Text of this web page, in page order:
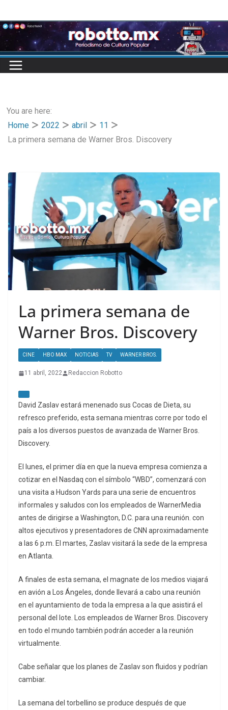
to
content
You are here:
Home
2022 abril
11
La primera semana de Warner Bros. Discovery
La primera semana de
Warner Bros. Discovery
CINE HBO MAX NOTICIAS TV WARNER BROS.
11 abril, 2022 Redaccion Robotto
David Zaslav estará menenado sus Cocas de Dieta, su
refresco preferido, esta semana mientras corre por todo el
país a los diversos puestos de avanzada de Warner Bros.
Discovery.
El lunes, el primer día en que la nueva empresa comienza a
cotizar en el Nasdaq con el símbolo “WBD”, comenzará con
una visita a Hudson Yards para una serie de encuentros
informales y saludos con los empleados de WarnerMedia
antes de dirigirse a Washington, D.C. para una reunión. con
altos ejecutivos y presentadores de CNN aproximadamente
a las 6 p.m. El martes, Zaslav visitará la sede de la empresa
en Atlanta.
A finales de esta semana, el magnate de los medios viajará
en avión a Los Ángeles, donde llevará a cabo una reunión
en el ayuntamiento de toda la empresa a la que asistirá el
personal del lote. Los empleados de Warner Bros. Discovery
en todo el mundo también podrán acceder a la reunión
virtualmente.
Cabe señalar que los planes de Zaslav son fluidos y podrían
cambiar.
La semana del torbellino se produce después de que